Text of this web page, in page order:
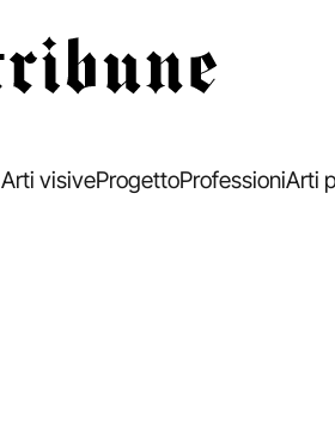
Arti visiveProgettoProfessioniArti